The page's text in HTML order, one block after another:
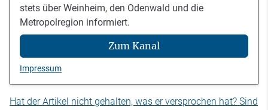
stets über Weinheim, den Odenwald und die
Metropolregion informiert.
Zum Kanal
Impressum
Hat der Artikel nicht gehalten, was er versprochen hat? Sind